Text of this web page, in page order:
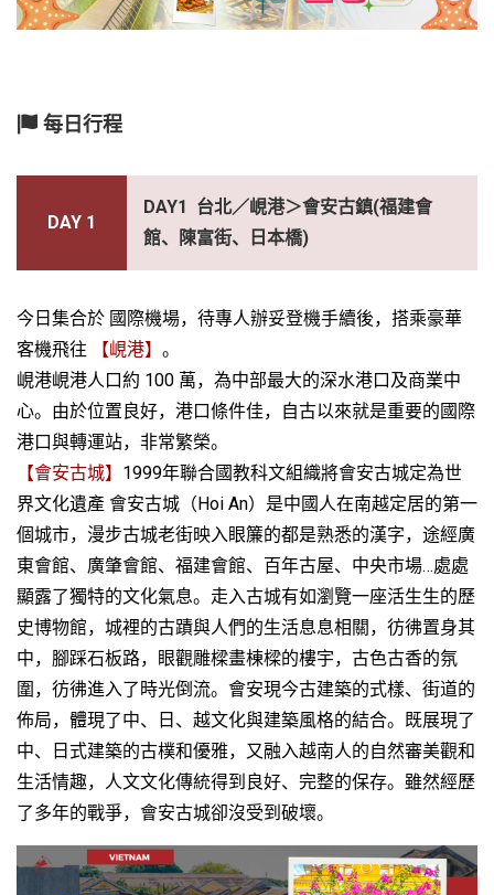
每日行程
DAY 1
DAY1 台北／峴港＞會安古鎮(福建會
館、陳富街、日本橋)
今日集合於 國際機場，待專人辦妥登機手續後，搭乘豪華
客機飛往
【峴港】 。
峴港峴港人口約 100 萬，為中部最大的深水港口及商業中
心。由於位置良好，港口條件佳，自古以來就是重要的國際
港口與轉運站，非常繁榮。
【會安古城】 1999年聯合國教科文組織將會安古城定為世
界文化遺產 會安古城（Hoi An）是中國人在南越定居的第一
個城市，漫步古城老街映入眼簾的都是熟悉的漢字，途經廣
東會館、廣肇會館、福建會館、百年古屋、中央市場…處處
顯露了獨特的文化氣息。走入古城有如瀏覽一座活生生的歷
史博物館，城裡的古蹟與人們的生活息息相關，彷彿置身其
中，腳踩石板路，眼觀雕樑畫棟樑的樓宇，古色古香的氛
圍，彷彿進入了時光倒流。會安現今古建築的式樣、街道的
佈局，體現了中、日、越文化與建築風格的結合。既展現了
中、日式建築的古樸和優雅，又融入越南人的自然審美觀和
生活情趣，人文文化傳統得到良好、完整的保存。雖然經歷
了多年的戰爭，會安古城卻沒受到破壞。